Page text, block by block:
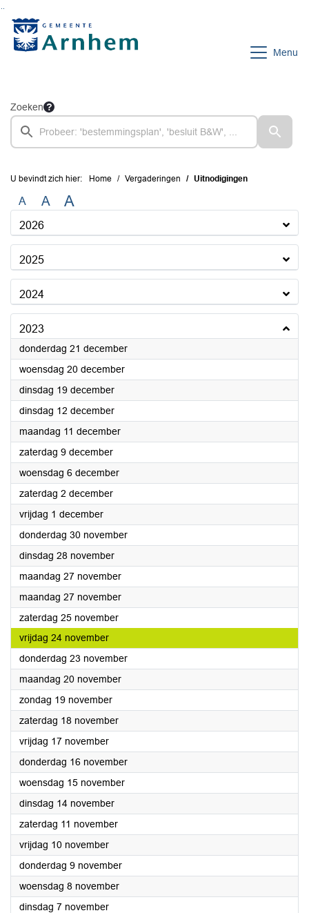
Menu
Zoeken
U bevindt zich hier: Home Vergaderingen Uitnodigingen
A A A
2026
2025
2024
2023
donderdag 21 december2023
woensdag 20 december2023
dinsdag 19 december2023
dinsdag 12 december2023
maandag 11 december2023
zaterdag 9 december2023
woensdag 6 december2023
zaterdag 2 december2023
vrijdag 1 december2023
donderdag 30 november2023
dinsdag 28 november2023
maandag 27 november2023
maandag 27 november2023
zaterdag 25 november2023
vrijdag 24 november2023
donderdag 23 november2023
maandag 20 november2023
zondag 19 november2023
zaterdag 18 november2023
vrijdag 17 november2023
donderdag 16 november2023
woensdag 15 november2023
dinsdag 14 november2023
zaterdag 11 november2023
vrijdag 10 november2023
donderdag 9 november2023
woensdag 8 november2023
dinsdag 7 november2023